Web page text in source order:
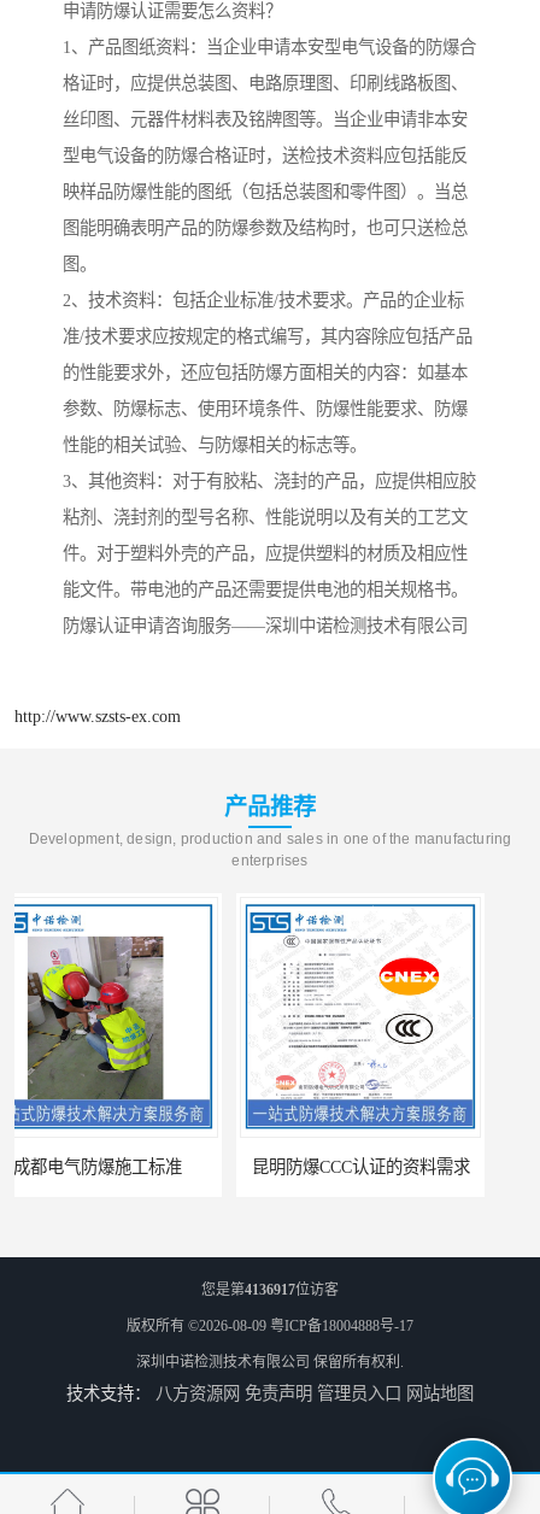
申请防爆认证需要怎么资料？
1、产品图纸资料：当企业申请本安型电气设备的防爆合
格证时，应提供总装图、电路原理图、印刷线路板图、
丝印图、元器件材料表及铭牌图等。当企业申请非本安
型电气设备的防爆合格证时，送检技术资料应包括能反
映样品防爆性能的图纸（包括总装图和零件图）。当总
图能明确表明产品的防爆参数及结构时，也可只送检总
图。
2、技术资料：包括企业标准/技术要求。产品的企业标
准/技术要求应按规定的格式编写，其内容除应包括产品
的性能要求外，还应包括防爆方面相关的内容：如基本
参数、防爆标志、使用环境条件、防爆性能要求、防爆
性能的相关试验、与防爆相关的标志等。
3、其他资料：对于有胶粘、浇封的产品，应提供相应胶
粘剂、浇封剂的型号名称、性能说明以及有关的工艺文
件。对于塑料外壳的产品，应提供塑料的材质及相应性
能文件。带电池的产品还需要提供电池的相关规格书。
防爆认证申请咨询服务——深圳中诺检测技术有限公司
http://www.szsts-ex.com
产品推荐
Development, design, production and sales in one of the manufacturing
enterprises
昆明防爆CCC认证的资料需求 合肥IECEx标志认证发证机构
海口防爆电器设备维修资质办理周期 西宁防爆电器设备维修资质办理流程
您是第4136917位访客
版权所有 ©2026-08-09 粤ICP备18004888号-17
深圳中诺检测技术有限公司 保留所有权利.
技术支持： 八方资源网 免责声明 管理员入口 网站地图